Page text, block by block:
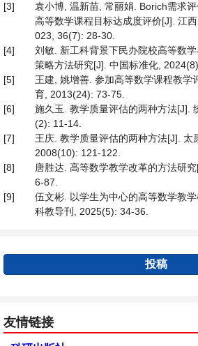
[3]
袁小博, 温新苗, 常丽娟. Borich需求
高等数学课程目标达成度评价[J]. 江
023, 36(7): 28-30.
[4]
刘敏. 新工科背景下民办院校高等数
策略方法研究[J]. 中国标准化,
[5]
王建, 姚增善. 参加高等数学课程教学
育, 2013(24): 73-75.
[6]
施久玉. 教学质量评估的两种方法[J].
(2): 11-14.
[7]
王庆. 教学质量评估的两种方法[J]. 太
2008(10): 121-122.
[8]
唐胜达. 高等数学教学改革的方法研
6-87.
[9]
伍文彬. 以学生为中心的高等数学教
科教导刊, 2025(5): 34-36.
投稿
友情链接